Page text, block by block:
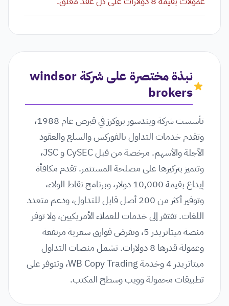
نبذة مختصرة على شركة windsor
brokers
تأسست شركة ويندسور بروكرز في قبرص عام 1988،
وتقدم خدمات التداول بالفوركس والسلع والعقود
الآجلة والأسهم. مرخصة من قبل CySEC و JSC،
وتتميز بتركيزها على مصلحة المستثمر. تقدم مكافأة
إيداع بقيمة 10,000 دولار، وبرنامج نقاط الولاء،
وتوفير أكثر من 200 أصل قابل للتداول، ودعم متعدد
اللغات. تفتقر إلى خدمات للعملاء الأمريكيين، ولا توفر
منصة ميتاتريدر 5، وتفرض فوارق سعرية مرتفعة
وعمولة قدرها 8 دولارات. تشمل منصات التداول
ميتاتريدر 4 وخدمة WB Copy Trading، وتتوفر على
تطبيقات محمولة وويب وسطح المكتب.